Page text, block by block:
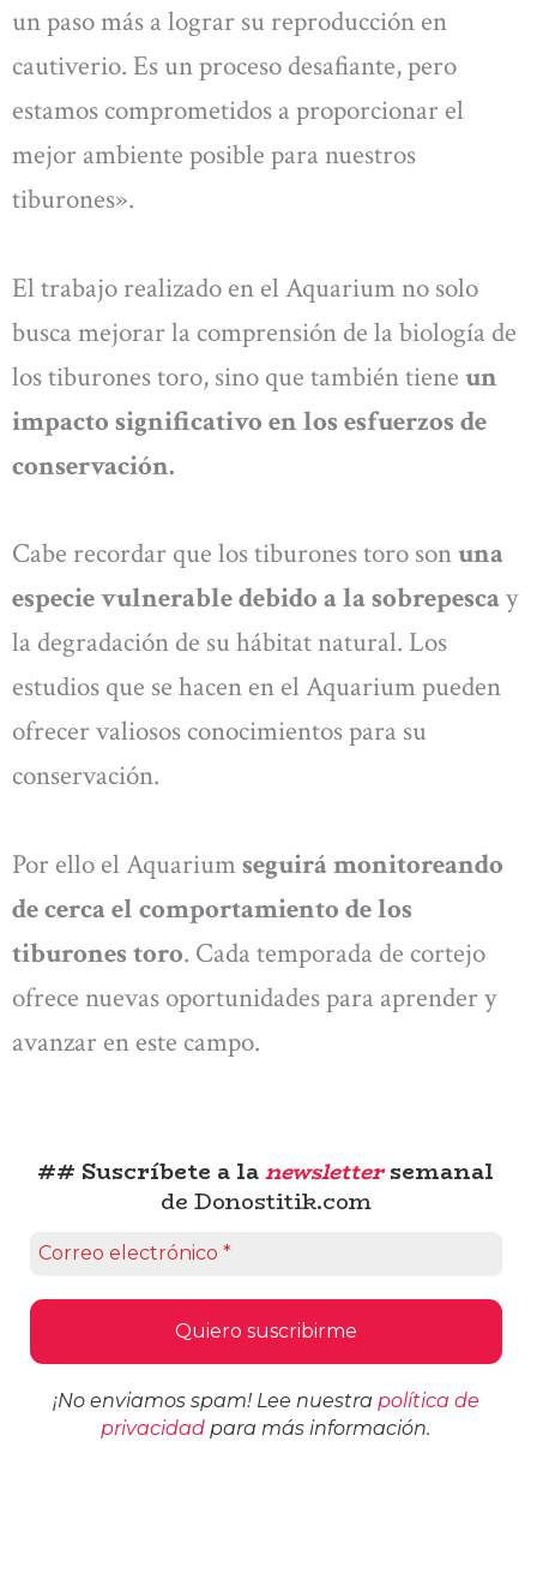
un paso más a lograr su reproducción en
cautiverio. Es un proceso desafiante, pero
estamos comprometidos a proporcionar el
mejor ambiente posible para nuestros
tiburones».
El trabajo realizado en el Aquarium no solo
busca mejorar la comprensión de la biología de
los tiburones toro, sino que también tiene un
impacto significativo en los esfuerzos de
conservación.
Cabe recordar que los tiburones toro sonuna
especie vulnerable debido a la sobrepescay
la degradación de su hábitat natural. Los
estudios que se hacen en el Aquarium pueden
ofrecer valiosos conocimientos para su
conservación.
Por ello el Aquariumseguirá monitoreando
de cerca el comportamiento de los
tiburones toro. Cada temporada de cortejo
ofrece nuevas oportunidades para aprender y
avanzar en este campo.
## Suscríbete a lanewslettersemanal
de Donostitik.com
¡No enviamos spam! Lee nuestra política de
privacidad para más información.